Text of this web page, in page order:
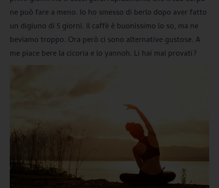
ne può fare a meno. Io ho smesso di berlo dopo aver fatto
un digiuno di 5 giorni. Il caffè è buonissimo lo so, ma ne
beviamo troppo. Ora però ci sono alternative gustose. A
me piace bere la cicoria e lo yannoh. Li hai mai provati?